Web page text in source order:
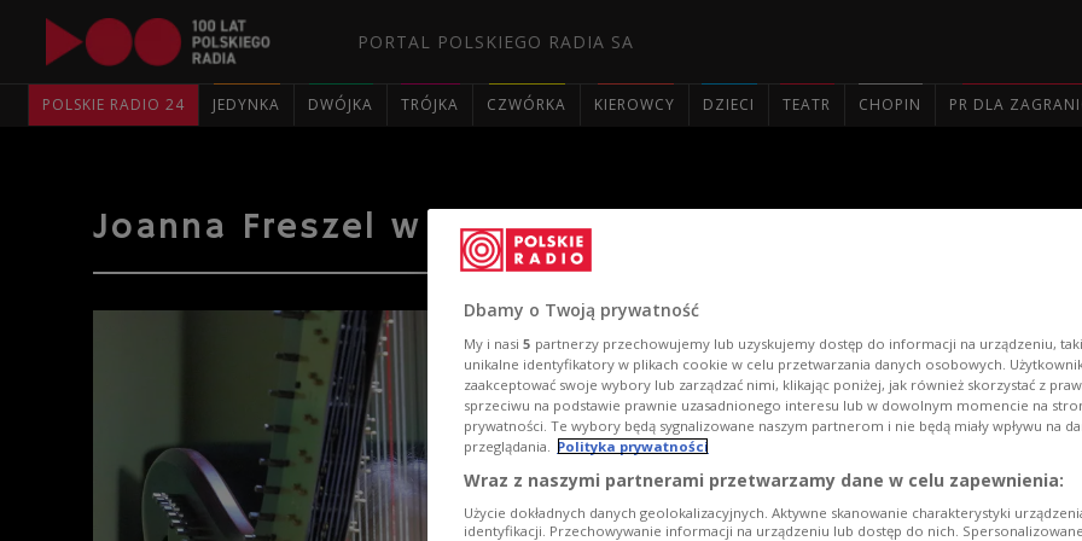
PORTAL POLSKIEGO RADIA SA
POLSKIE RADIO 24 JEDYNKA DWÓJKA TRÓJKA CZWÓRKA KIEROWCY DZIECI TEATR CHOPIN PR DLA
Joanna Freszel w "Five o'clock"
Dbamy o Twoją prywatność
My i nasi 5 partnerzy przechowujemy lub uzyskujemy dostęp do informacji na urządzeniu,
unikalne identyfikatory w plikach cookie w celu przetwarzania danych osobowych.
zaakceptować swoje wybory lub zarządzać nimi, klikając poniżej, jak również skorzystać z
sprzeciwu na podstawie prawnie uzasadnionego interesu lub w dowolnym momencie na
prywatności. Te wybory będą sygnalizowane naszym partnerom i nie będą miały wpływu na
przeglądania. Polityka prywatności
Wraz z naszymi partnerami przetwarzamy dane w celu zapewnienia:
Użycie dokładnych danych geolokalizacyjnych. Aktywne skanowanie charakterystyki
identyfikacji. Przechowywanie informacji na urządzeniu lub dostęp do nich.